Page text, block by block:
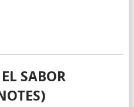
SABOR